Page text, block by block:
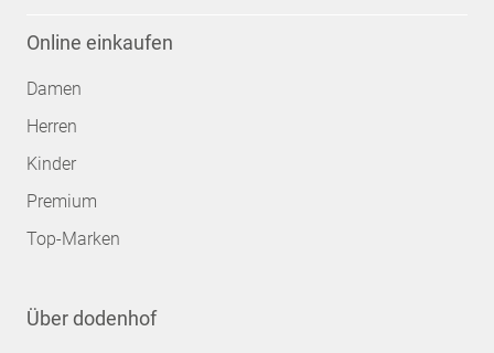
Online einkaufen
Damen
Herren
Kinder
Premium
Top-Marken
Über dodenhof